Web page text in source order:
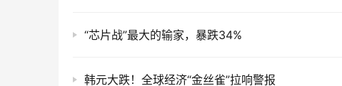
“芯片战”最大的输家，暴跌34%
韩元大跌！全球经济“金丝雀”拉响警报